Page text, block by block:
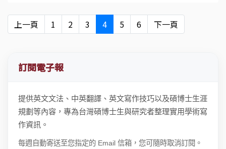
上一頁 1 2 3 4 5 6 下一頁
訂閱電子報
提供英文文法、中英翻譯、英文寫作技巧以及碩博士生涯
規劃等內容，專為台灣碩博士生與研究者整理實用學術寫
作資訊。
每週自動寄送至您指定的 Email 信箱，您可隨時取消訂閱。